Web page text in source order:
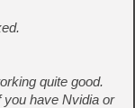
quite good.
you have Nvidia or